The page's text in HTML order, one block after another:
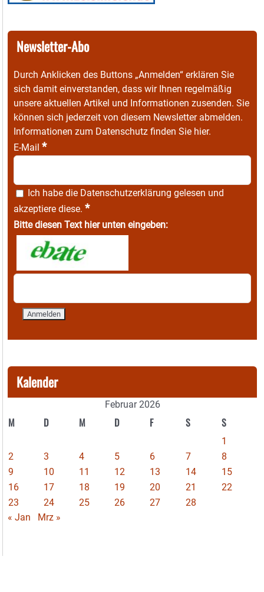
Newsletter-Abo
Durch Anklicken des Buttons „Anmelden“ erklären Sie
sich damit einverstanden, dass wir Ihnen regelmäßig
unsere aktuellen Artikel und Informationen zusenden. Sie
können sich jederzeit von diesem Newsletter abmelden.
Informationen zum Datenschutz finden Sie hier.
E-Mail *
Ich habe die Datenschutzerklärung gelesen und
akzeptiere diese. *
Bitte diesen Text hier unten eingeben:
Kalender
Februar 2026
M D M D F S S
1
2
3 4 5 6 7
8
9
10 11 12 13 14
15
16
17 18 19 20 21
22
23
24 25 26 27
28
« Jan
Mrz »